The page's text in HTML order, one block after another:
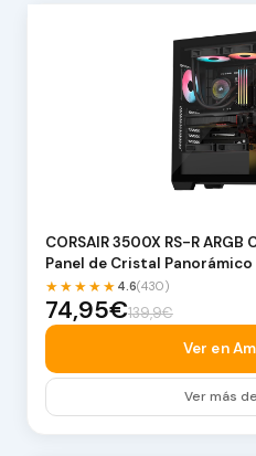
CORSAIR 3500X RS-R
Panel de Cristal Panorámico
★★★★★ 4.6(430)
74,95€139,9€
Ver en
Ver más